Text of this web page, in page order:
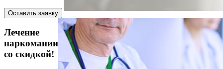
Оставить заявку
Лечение
наркомании
со скидкой!